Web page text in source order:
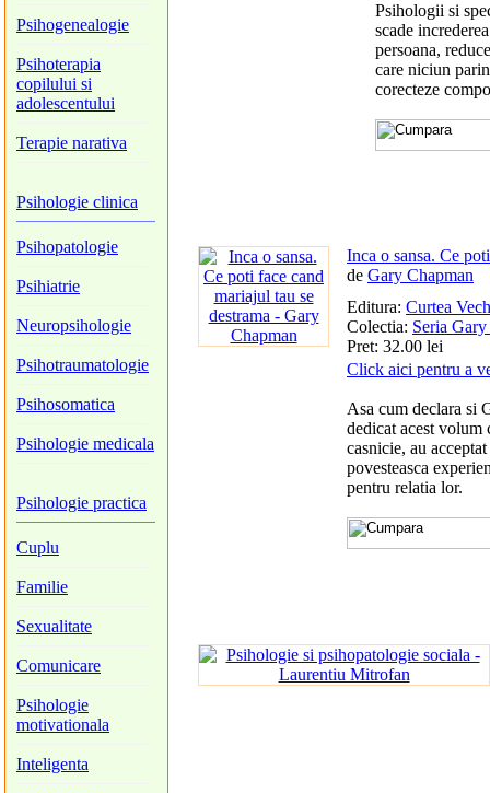
Psihogenealogie
Psihoterapia
copilului si
adolescentului
Terapie narativa
Psihologie clinica
Psihopatologie
Psihiatrie
Neuropsihologie
Psihotraumatologie
Psihosomatica
Psihologie medicala
Psihologie practica
Cuplu
Familie
Sexualitate
Comunicare
Psihologie
motivationala
Inteligenta
Psihologii si
scade
persoana,
care niciun
corecteze
Inca o sansa. Ce
de Gary Chapman
Editura: Curtea
Colectia: Seria
Pret: 32.00 lei
Click aici pentru a
Asa cum declara si
dedicat acest
casnicie, au
povesteasca
pentru relatia lor.